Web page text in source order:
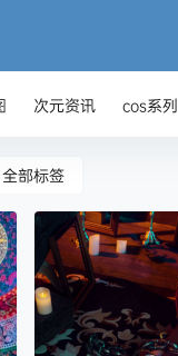
次元资讯 cos系列
全部标签